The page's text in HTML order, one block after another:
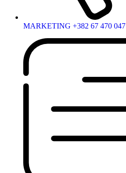
MARKETING +382 67 470 047